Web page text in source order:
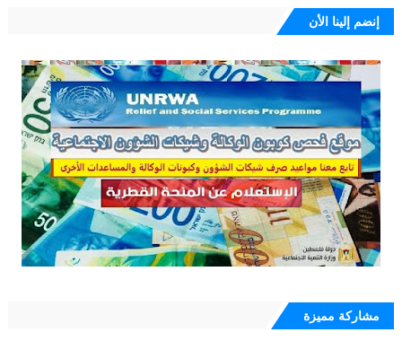
إنضم إلينا الأن
مشاركة مميزة